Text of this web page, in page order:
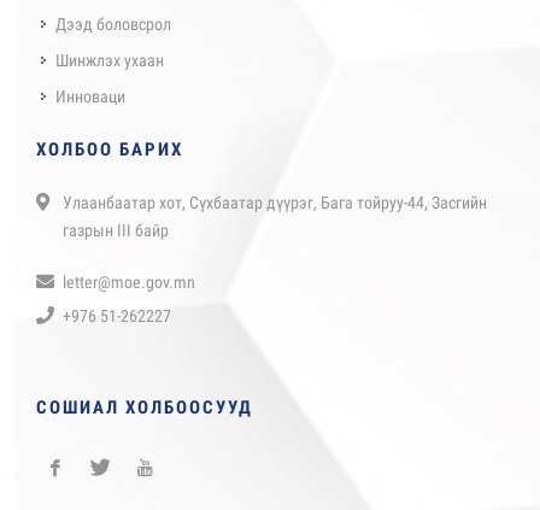
Дээд боловсрол
Шинжлэх ухаан
Инноваци
ХОЛБОО БАРИХ
Улаанбаатар хот, Сүхбаатар дүүрэг, Бага тойруу-44, Засгийн
газрын III байр
letter@moe.gov.mn
+976 51-262227
СОШИАЛ ХОЛБООСУУД